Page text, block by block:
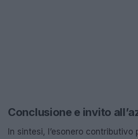
Conclusione e invito
In sintesi, l’esonero contributivo